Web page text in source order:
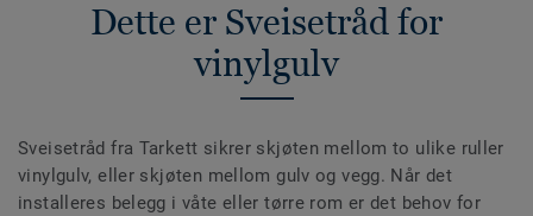
Dette er Sveisetråd for
vinylgulv
Sveisetråd fra Tarkett sikrer skjøten mellom to ulike ruller
vinylgulv, eller skjøten mellom gulv og vegg. Når det
installeres belegg i våte eller tørre rom er det behov for